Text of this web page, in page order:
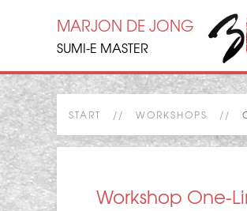
MARJON DE JONG
SUMI-E MASTER
START WORKSHOPS
Workshop One-